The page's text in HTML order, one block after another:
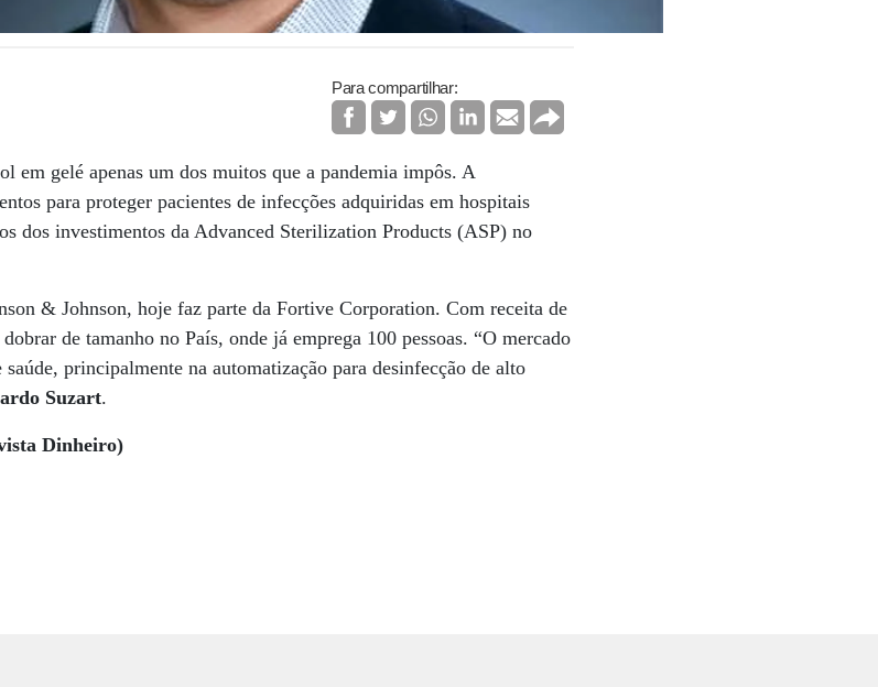
Para compartilhar:
em gelé apenas um dos muitos que a pandemia impôs. A
para proteger pacientes de infecções adquiridas em hospitais
dos investimentos da Advanced Sterilization Products (ASP) no
& Johnson, hoje faz parte da Fortive Corporation. Com receita de
de tamanho no País, onde já emprega 100 pessoas. “O mercado
principalmente na automatização para desinfecção de alto
Suzart.
Dinheiro)